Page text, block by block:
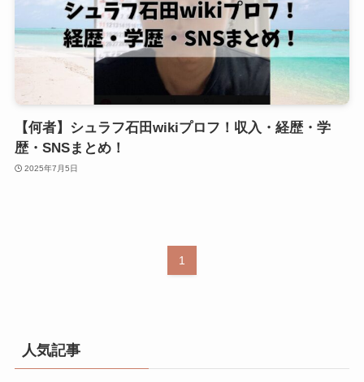
【何者】シュラフ石田wikiプロフ！収入・経歴・学
歴・SNSまとめ！
2025年7月5日
1
人気記事